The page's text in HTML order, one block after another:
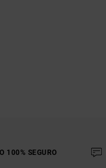
100% SEGURO